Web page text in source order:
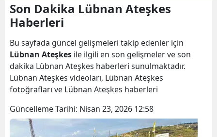
Son Dakika Lübnan Ateşkes
Haberleri
Bu sayfada güncel gelişmeleri takip edenler için
Lübnan Ateşkes ile ilgili en son gelişmeler ve son
dakika Lübnan Ateşkes haberleri sunulmaktadır.
Lübnan Ateşkes videoları, Lübnan Ateşkes
fotoğrafları ve Lübnan Ateşkes haberleri
Güncelleme Tarihi: Nisan 23, 2026 12:58